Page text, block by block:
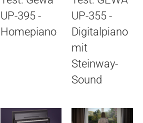
UP-395 -
Homepiano
UP-355 -
Digitalpiano
mit
Steinway-
Sound